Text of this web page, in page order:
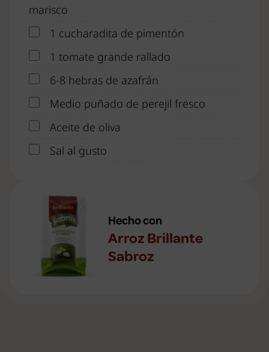
marisco
1 cucharadita de pimentón
1 tomate grande rallado
6-8 hebras de azafrán
Medio puñado de perejil fresco
Aceite de oliva
Sal al gusto
Hecho con
Arroz Brillante
Sabroz